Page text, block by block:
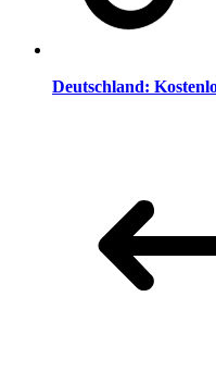
Deutschland: